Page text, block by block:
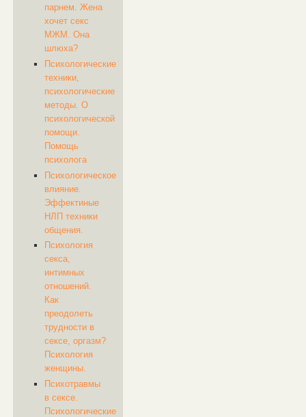
парнем. Жена
хочет секс
МЖМ. Она
шлюха?
Психологические
техники,
психологические
методы. О
психологической
помощи.
Помощь
психолога
Психологическое
влияние.
Эффектиные
НЛП техники
общения.
Психология
секса,
интимных
отношений.
Как
преодолеть
трудности в
сексе, оргазм?
Психология
женщины.
Психотравмы
в сексе.
Психологические